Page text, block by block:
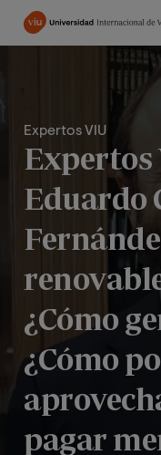
Pasar
Expertos VIU
Expertos
Eduardo
¿Cómo
¿Cómo
pagar